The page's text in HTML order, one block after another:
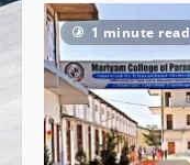
1 minute read